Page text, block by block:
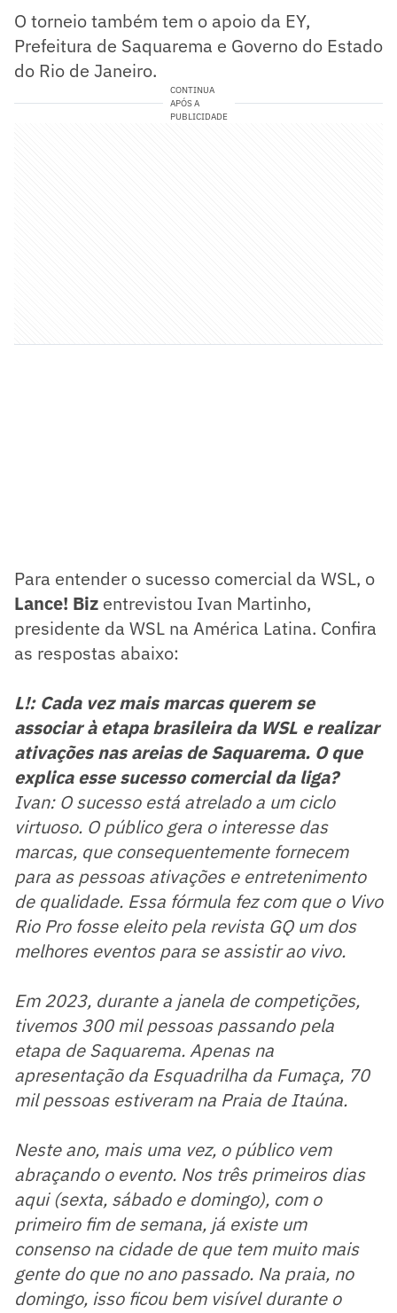
O torneio também tem o apoio da EY,
Prefeitura de Saquarema e Governo do Estado
do Rio de Janeiro.
CONTINUA
APÓS A
PUBLICIDADE
Para entender o sucesso comercial da WSL, o
Lance! Biz entrevistou Ivan Martinho,
presidente da WSL na América Latina. Confira
as respostas abaixo:
L!: Cada vez mais marcas querem se
associar à etapa brasileira da WSL e realizar
ativações nas areias de Saquarema. O que
explica esse sucesso comercial da liga?
Ivan: O sucesso está atrelado a um ciclo
virtuoso. O público gera o interesse das
marcas, que consequentemente fornecem
para as pessoas ativações e entretenimento
de qualidade. Essa fórmula fez com que o Vivo
Rio Pro fosse eleito pela revista GQ um dos
melhores eventos para se assistir ao vivo.
Em 2023, durante a janela de competições,
tivemos 300 mil pessoas passando pela
etapa de Saquarema. Apenas na
apresentação da Esquadrilha da Fumaça, 70
mil pessoas estiveram na Praia de Itaúna.
Neste ano, mais uma vez, o público vem
abraçando o evento. Nos três primeiros dias
aqui (sexta, sábado e domingo), com o
primeiro fim de semana, já existe um
consenso na cidade de que tem muito mais
gente do que no ano passado. Na praia, no
domingo, isso ficou bem visível durante o